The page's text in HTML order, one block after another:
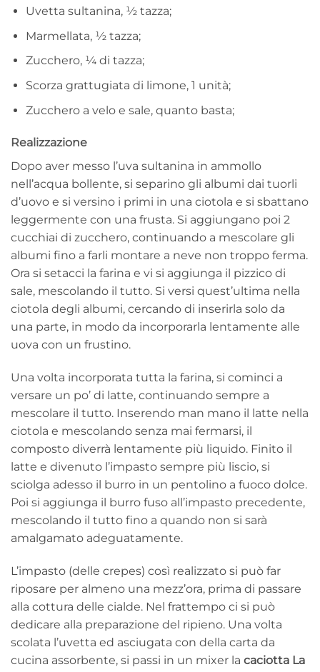
Uvetta sultanina, ½ tazza;
Marmellata, ½ tazza;
Zucchero, ¼ di tazza;
Scorza grattugiata di limone, 1 unità;
Zucchero a velo e sale, quanto basta;
Realizzazione
Dopo aver messo l’uva sultanina in ammollo
nell’acqua bollente, si separino gli albumi dai tuorli
d’uovo e si versino i primi in una ciotola e si sbattano
leggermente con una frusta. Si aggiungano poi 2
cucchiai di zucchero, continuando a mescolare gli
albumi fino a farli montare a neve non troppo ferma.
Ora si setacci la farina e vi si aggiunga il pizzico di
sale, mescolando il tutto. Si versi quest’ultima nella
ciotola degli albumi, cercando di inserirla solo da
una parte, in modo da incorporarla lentamente alle
uova con un frustino.
Una volta incorporata tutta la farina, si cominci a
versare un po’ di latte, continuando sempre a
mescolare il tutto. Inserendo man mano il latte nella
ciotola e mescolando senza mai fermarsi, il
composto diverrà lentamente più liquido. Finito il
latte e divenuto l’impasto sempre più liscio, si
sciolga adesso il burro in un pentolino a fuoco dolce.
Poi si aggiunga il burro fuso all’impasto precedente,
mescolando il tutto fino a quando non si sarà
amalgamato adeguatamente.
L’impasto (delle crepes) così realizzato si può far
riposare per almeno una mezz’ora, prima di passare
alla cottura delle cialde. Nel frattempo ci si può
dedicare alla preparazione del ripieno. Una volta
scolata l’uvetta ed asciugata con della carta da
cucina assorbente, si passi in un mixer la caciotta La